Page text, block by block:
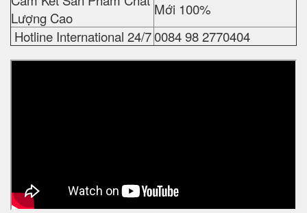
Lượng Cao
Mới 100%
Hotline International 24/70084 98 2770404